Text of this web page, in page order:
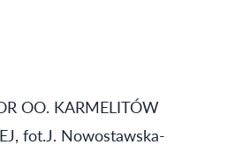
OO. KARMELITÓW
fot.J. Nowostawska-